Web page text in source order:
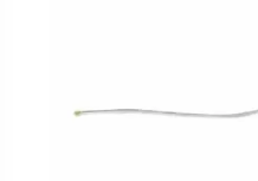
Konektor M12